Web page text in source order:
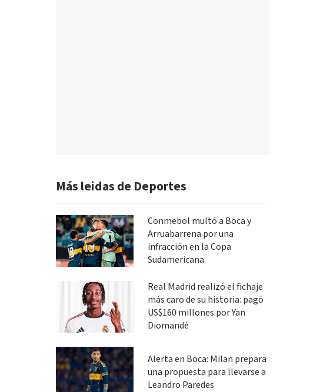
Más leidas de Deportes
Conmebol multó a Boca y
Arruabarrena por una
infracción en la Copa
Sudamericana
Real Madrid realizó el fichaje
más caro de su historia: pagó
US$160 millones por Yan
Diomandé
Alerta en Boca: Milan prepara
una propuesta para llevarse a
Leandro Paredes